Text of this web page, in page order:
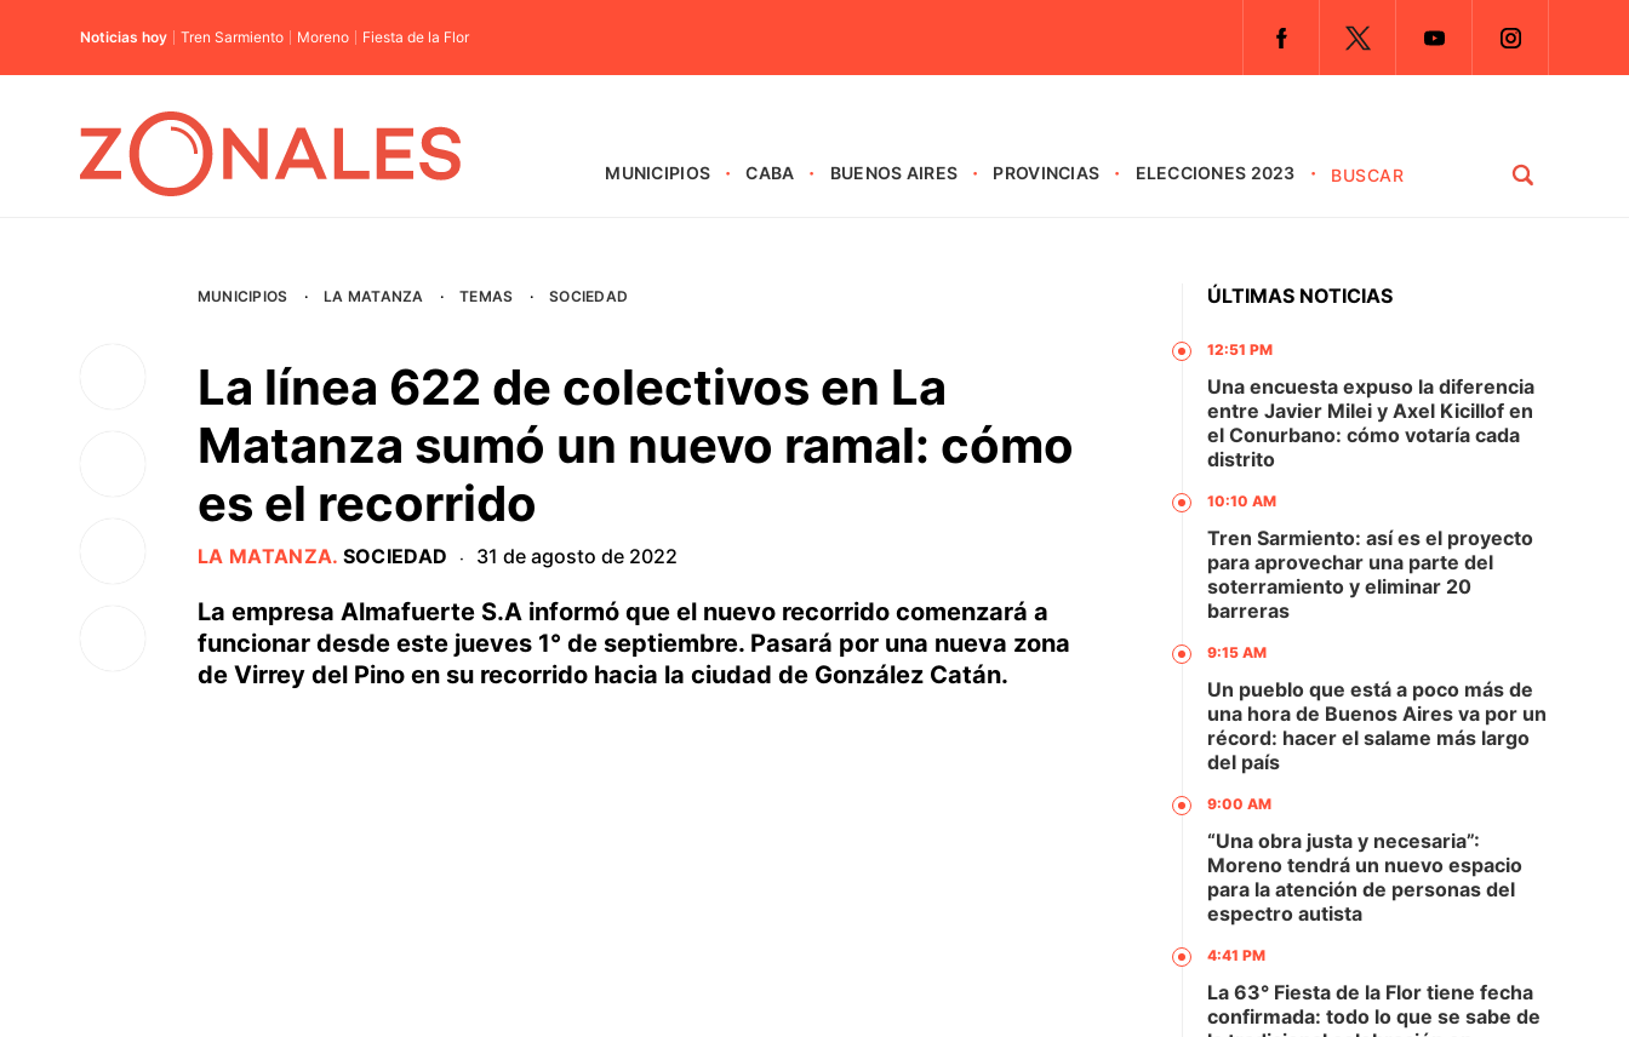
Noticias hoy Tren Sarmiento Moreno Fiesta de la Flor
MUNICIPIOS CABA BUENOS AIRES PROVINCIAS ELECCIONES 2023
MUNICIPIOS · LA MATANZA · TEMAS · SOCIEDAD
La línea 622 de colectivos en La
Matanza sumó un nuevo ramal: cómo
es el recorrido
LA MATANZA. SOCIEDAD · 31 de agosto de 2022
La empresa Almafuerte S.A informó que el nuevo recorrido comenzará a
funcionar desde este jueves 1° de septiembre. Pasará por una nueva zona
de Virrey del Pino en su recorrido hacia la ciudad de González Catán.
ÚLTIMAS NOTICIAS
12:51 PM
Una encuesta expuso la diferencia
entre Javier Milei y Axel Kicillof en
el Conurbano: cómo votaría cada
distrito
10:10 AM
Tren Sarmiento: así es el proyecto
para aprovechar una parte del
soterramiento y eliminar 20
barreras
9:15 AM
Un pueblo que está a poco más de
una hora de Buenos Aires va por un
récord: hacer el salame más largo
del país
9:00 AM
“Una obra justa y necesaria”:
Moreno tendrá un nuevo espacio
para la atención de personas del
espectro autista
4:41 PM
La 63° Fiesta de la Flor tiene fecha
confirmada: todo lo que se sabe de